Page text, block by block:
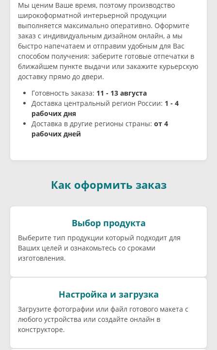
Мы ценим Ваше время, поэтому производство
широкоформатной интерьерной продукции
выполняется максимально оперативно. Оформите
заказ с индивидуальным дизайном онлайн, а мы
быстро напечатаем и отправим удобным для Вас
способом получения: заберите готовые отпечатки в
ближайшем пункте выдачи или закажите курьерскую
доставку прямо до двери.
Готовность заказа: 11 - 13 августа
Доставка центральный регион России: 1 - 4
рабочих дня
Доставка в другие регионы страны: от 4
рабочих дней
Как оформить заказ
Выбор продукта
Выберите тип продукции который подходит для
Ваших целей и ознакомьтесь со сроками
изготовления.
Настройка и загрузка
Загрузите фотографии или файл готового макета с
любого устройства или создайте онлайн в
конструкторе.